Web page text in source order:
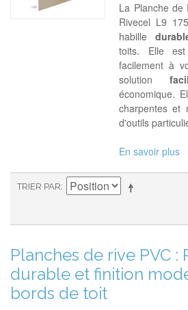
La Planche de
Rivecel L9
habille
toits. Elle
facilement à
solution
économique.
charpentes et
d'outils
En savoir plus
TRIER PAR
Planches de rive PVC :
durable et finition
bords de toit